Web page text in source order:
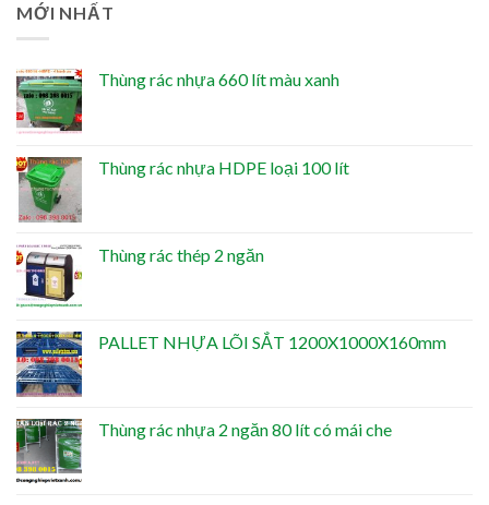
MỚI NHẤT
Thùng rác nhựa 660 lít màu xanh
Thùng rác nhựa HDPE loại 100 lít
Thùng rác thép 2 ngăn
PALLET NHỰA LÕI SẮT 1200X1000X160mm
Thùng rác nhựa 2 ngăn 80 lít có mái che